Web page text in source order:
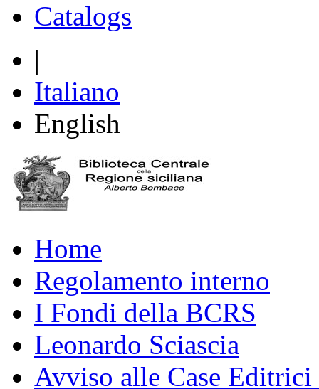
Catalogs
|
Italiano
English
Home
Regolamento interno
I Fondi della BCRS
Leonardo Sciascia
Avviso alle Case